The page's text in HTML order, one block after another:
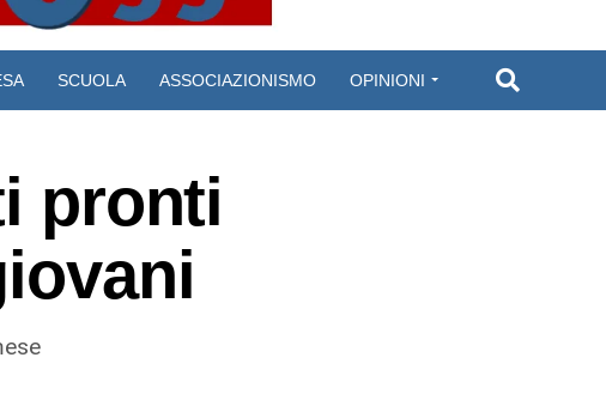
SCUOLA ASSOCIAZIONISMO OPINIONI
pronti